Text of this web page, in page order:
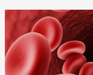
Image